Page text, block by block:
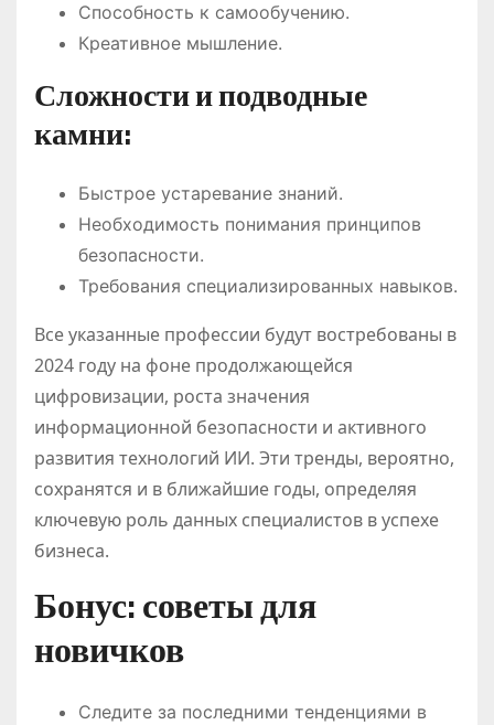
Способность к самообучению.
Креативное мышление.
Сложности и подводные
камни:
Быстрое устаревание знаний.
Необходимость понимания принципов
безопасности.
Требования специализированных навыков.
Все указанные профессии будут востребованы в
2024 году на фоне продолжающейся
цифровизации, роста значения
информационной безопасности и активного
развития технологий ИИ. Эти тренды, вероятно,
сохранятся и в ближайшие годы, определяя
ключевую роль данных специалистов в успехе
бизнеса.
Бонус: советы для
новичков
Следите за последними тенденциями в